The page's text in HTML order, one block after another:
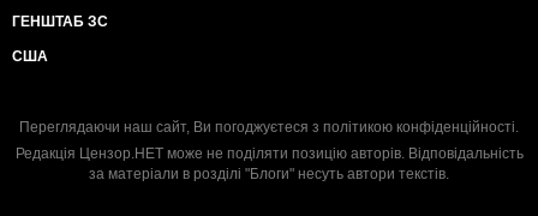
ГЕНШТАБ ЗС
США
Переглядаючи наш сайт, Ви погоджуєтеся з політикою конфіденційності.
Редакція Цензор.НЕТ може не поділяти позицію авторів. Відповідальність
за матеріали в розділі "Блоги" несуть автори текстів.